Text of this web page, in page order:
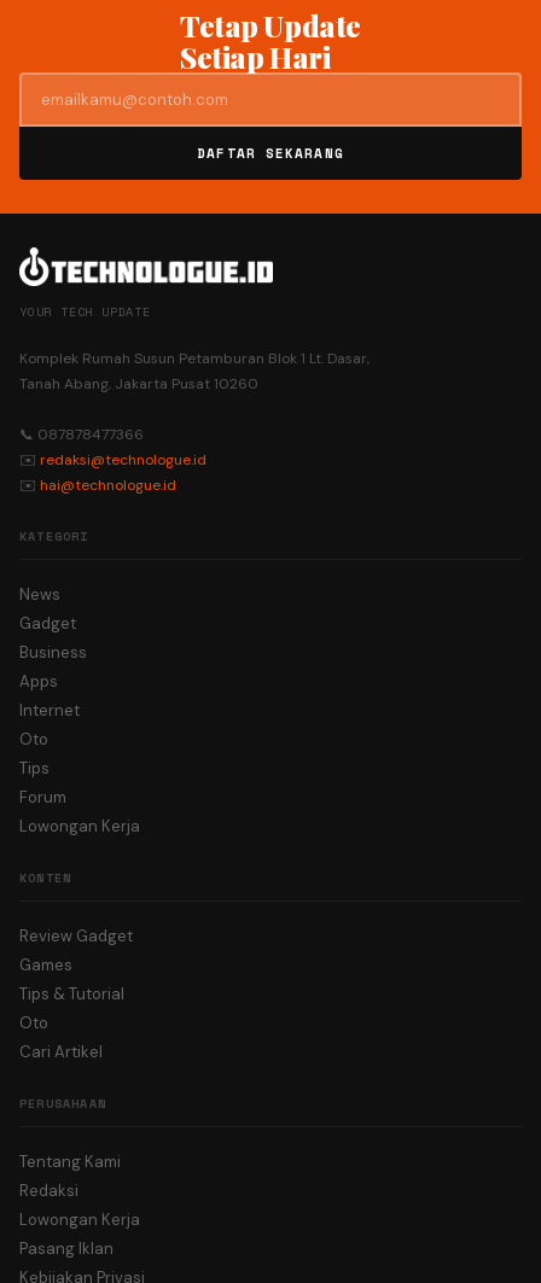
Tetap Update
Setiap Hari
DAFTAR SEKARANG
YOUR TECH UPDATE
Komplek Rumah Susun Petamburan Blok 1 Lt. Dasar,
Tanah Abang, Jakarta Pusat 10260
📞 087878477366
✉️ redaksi@technologue.id
✉️ hai@technologue.id
KATEGORI
News
Gadget
Business
Apps
Internet
Oto
Tips
Forum
Lowongan Kerja
KONTEN
Review Gadget
Games
Tips & Tutorial
Oto
Cari Artikel
PERUSAHAAN
Tentang Kami
Redaksi
Lowongan Kerja
Pasang Iklan
Kebijakan Privasi